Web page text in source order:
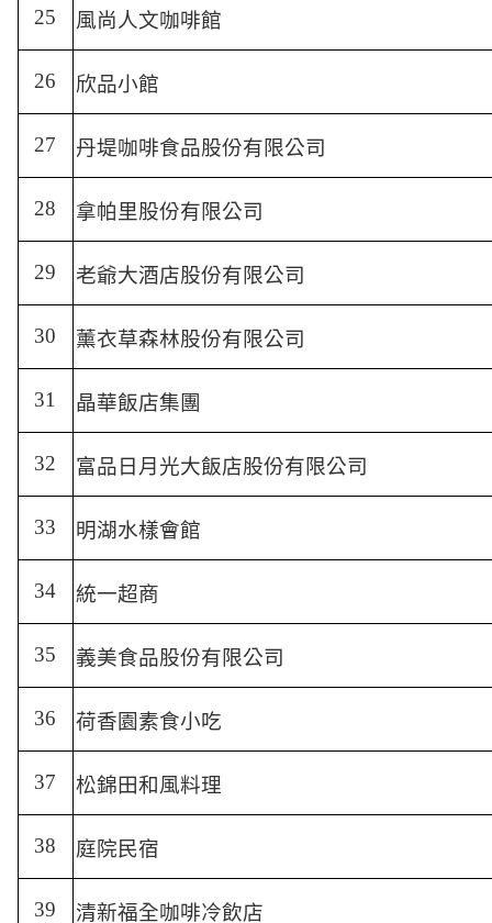
25 風尚人文咖啡館
26 欣品小館
27 丹堤咖啡食品股份有限公司
28 拿帕里股份有限公司
29 老爺大酒店股份有限公司
30 薰衣草森林股份有限公司
31 晶華飯店集團
32 富品日月光大飯店股份有限公司
33 明湖水樣會館
34 統一超商
35 義美食品股份有限公司
36 荷香園素食小吃
37 松錦田和風料理
38 庭院民宿
39 清新福全咖啡冷飲店